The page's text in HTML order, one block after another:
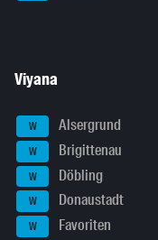
Viyana
W Alsergrund
W Brigittenau
W Döbling
W Donaustadt
W Favoriten